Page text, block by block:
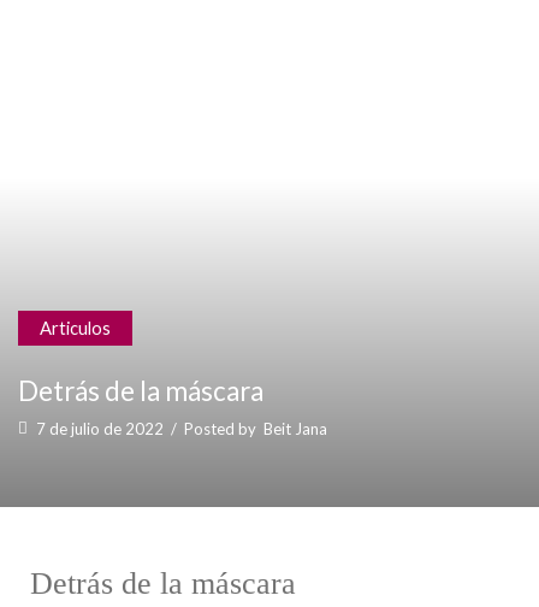
Articulos
Detrás de la máscara
7 de julio de 2022 / Posted by Beit Jana
Detrás de la máscara